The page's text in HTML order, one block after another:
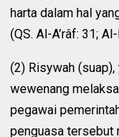
harta dalam hal
(QS. Al-A’râf: 31;
(2) Risywah
wewenang
pegawai
penguasa tersebut